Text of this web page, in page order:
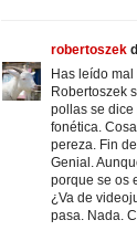
robertoszek
Has leído
Robertoszek
pollas se
fonética.
pereza. Fin
Genial.
porque se os
¿Va de
pasa. Nada.